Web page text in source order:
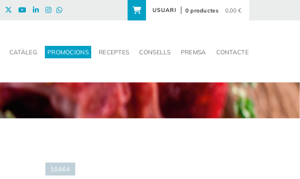
USUARI 0 productes 0,00 €
CATÀLEG PROMOCIONS RECEPTES CONSELLS PREMSA CONTACTE
10464